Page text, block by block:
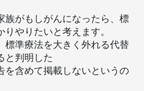
族がもしがんになったら、標
やりたいと考えます。
標準療法を大きく外れる代替
と判明した
を含めて掲載しないというの